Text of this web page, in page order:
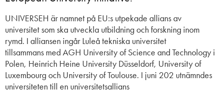
UNIVERSEH är namnet på EU:s utpekade allians av
universitetsom ska utveckla utbildning och forskning inom
rymd. I alliansen ingår Luleåtekniska universitet
tillsammans med AGH University of Science andTechnology i
Polen, Heinrich Heine University Düsseldorf, University of
Luxembourgoch University of Toulouse. I juni 202 utnämndes
universitetentill en universitetsallians